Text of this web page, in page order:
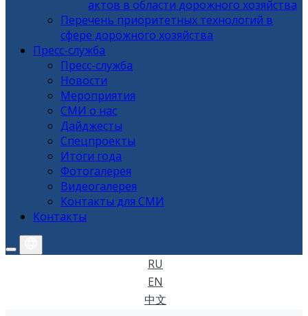
актов в области дорожного хозяйства
Перечень приоритетных технологий в
сфере дорожного хозяйства
Пресс-служба
Пресс-служба
Новости
Мероприятия
СМИ о нас
Дайджесты
Спецпроекты
Итоги года
Фотогалерея
Видеогалерея
Контакты для СМИ
Контакты
RU
EN
中文